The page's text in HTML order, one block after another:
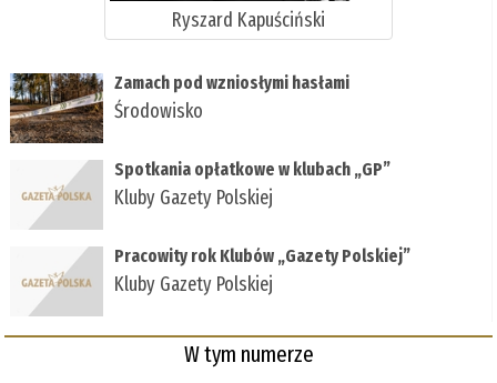
Ryszard Kapuściński
Zamach pod wzniosłymi hasłami
Środowisko
Spotkania opłatkowe w klubach „GP”
Kluby Gazety Polskiej
Pracowity rok Klubów „Gazety Polskiej”
Kluby Gazety Polskiej
W tym numerze